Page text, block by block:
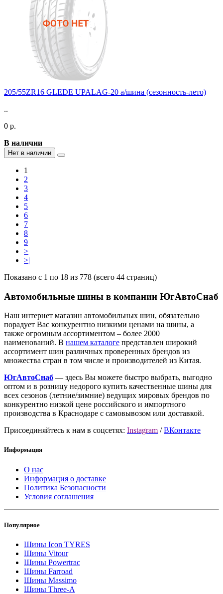
205/55ZR16 GLEDE UPALAG-20 а/шина (сезонность-лето)
..
0 р.
В наличии
Нет в наличии
1
2
3
4
5
6
7
8
9
>
>|
Показано с 1 по 18 из 778 (всего 44 страниц)
Автомобильные шины в компании ЮгАвтоСнаб
Наш интернет магазин автомобильных шин, обязательно
порадует Вас конкурентно низкими ценами на шины, а
также огромным ассортиментом – более 2000
наименований. В нашем каталоге представлен широкий
ассортимент шин различных проверенных брендов из
множества стран в том числе и производителей из Китая.
ЮгАвтоСнаб — здесь Вы можете быстро выбрать, выгодно
оптом и в розницу недорого купить качественные шины для
всех сезонов (летние/зимние) ведущих мировых брендов по
конкурентно низкой цене российского и импортного
производства в Краснодаре с самовывозом или доставкой.
Присоединяйтесь к нам в соцсетях: Instagram /ВКонтакте
Информация
О нас
Информация о доставке
Политика Безопасности
Условия соглашения
Популярное
Шины Icon TYRES
Шины Vitour
Шины Powertrac
Шины Farroad
Шины Massimo
Шины Three-A